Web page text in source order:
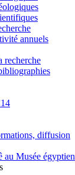
annuels
recherche
diffusion
au Musée égyptien